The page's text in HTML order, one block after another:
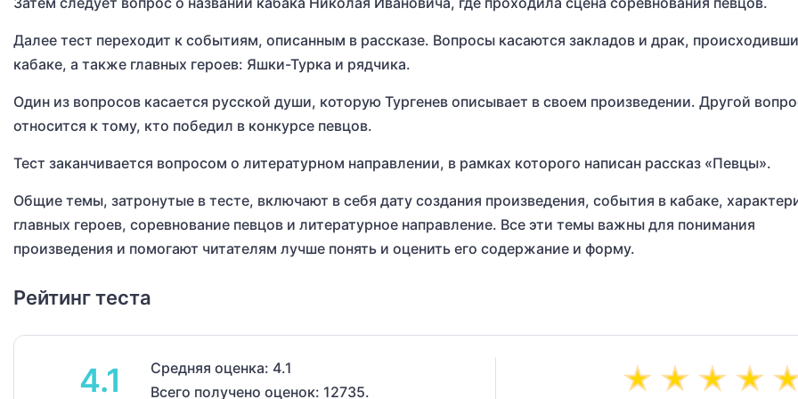
Далее тест переходит к событиям, описанным в рассказе. Вопросы касаются закладов и драк,
кабаке, а также главных героев: Яшки-Турка и рядчика.
Один из вопросов касается русской души, которую Тургенев описывает в своем произведении. Другой
относится к тому, кто победил в конкурсе певцов.
Тест заканчивается вопросом о литературном направлении, в рамках которого написан рассказ «Певцы».
Общие темы, затронутые в тесте, включают в себя дату создания произведения, события в кабаке,
главных героев, соревнование певцов и литературное направление. Все эти темы важны для понимания
произведения и помогают читателям лучше понять и оценить его содержание и форму.
Рейтинг теста
4.1
Средняя оценка: 4.1
Всего получено оценок: 12735.